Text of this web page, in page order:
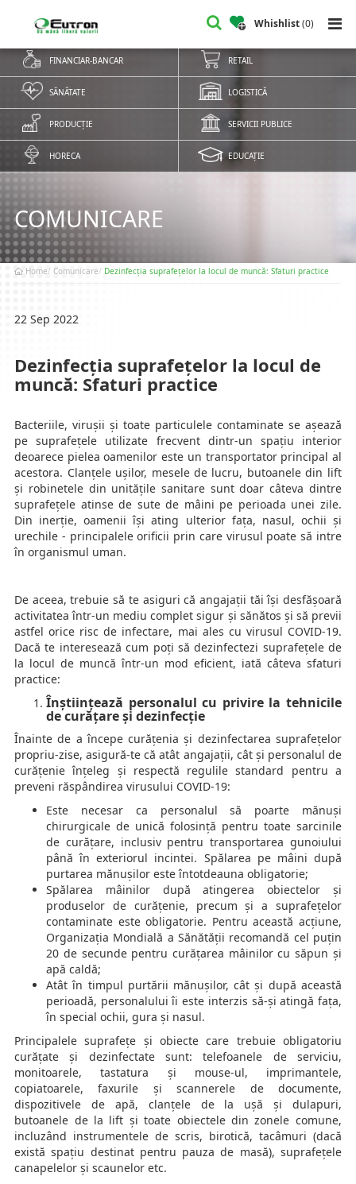
Whishlist(0)
FINANCIAR-BANCAR RETAIL
SĂNĂTATE LOGISTICĂ
PRODUCȚIE SERVICII PUBLICE
HORECA EDUCAȚIE
COMUNICARE
Home Comunicare Dezinfecția suprafețelor la locul de muncă: Sfaturi practice
22 Sep 2022
Dezinfecția suprafețelor la locul de
muncă: Sfaturi practice
Bacteriile, virușii și toate particulele contaminate se așează
pe suprafețele utilizate frecvent dintr-un spațiu interior
deoarece pielea oamenilor este un transportator principal al
acestora. Clanțele ușilor, mesele de lucru, butoanele din lift
și robinetele din unitățile sanitare sunt doar câteva dintre
suprafețele atinse de sute de mâini pe perioada unei zile.
Din inerție, oamenii își ating ulterior fața, nasul, ochii și
urechile - principalele orificii prin care virusul poate să intre
în organismul uman.
De aceea, trebuie să te asiguri că angajații tăi își desfășoară
activitatea într-un mediu complet sigur și sănătos și să previi
astfel orice risc de infectare, mai ales cu virusul COVID-19.
Dacă te interesează cum poți să dezinfectezi suprafețele de
la locul de muncă într-un mod eficient, iată câteva sfaturi
practice:
Înștiințează personalul cu privire la tehnicile
de curățare și dezinfecție
Înainte de a începe curățenia și dezinfectarea suprafețelor
propriu-zise, asigură-te că atât angajații, cât și personalul de
curățenie înțeleg și respectă regulile standard pentru a
preveni răspândirea virusului COVID-19:
Este necesar ca personalul să poarte mănuși
chirurgicale de unică folosință pentru toate sarcinile
de curățare, inclusiv pentru transportarea gunoiului
până în exteriorul incintei. Spălarea pe mâini după
purtarea mănușilor este întotdeauna obligatorie;
Spălarea mâinilor după atingerea obiectelor și
produselor de curățenie, precum și a suprafețelor
contaminate este obligatorie. Pentru această acțiune,
Organizația Mondială a Sănătății recomandă cel puțin
20 de secunde pentru curățarea mâinilor cu săpun și
apă caldă;
Atât în timpul purtării mănușilor, cât și după această
perioadă, personalului îi este interzis să-și atingă fața,
în special ochii, gura și nasul.
Principalele suprafețe și obiecte care trebuie obligatoriu
curățate și dezinfectate sunt: telefoanele de serviciu,
monitoarele, tastatura și mouse-ul, imprimantele,
copiatoarele, faxurile și scannerele de documente,
dispozitivele de apă, clanțele de la ușă și dulapuri,
butoanele de la lift și toate obiectele din zonele comune,
incluzând instrumentele de scris, birotică, tacâmuri (dacă
există spațiu destinat pentru pauza de masă), suprafețele
canapelelor și scaunelor etc.